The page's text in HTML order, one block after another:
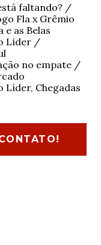
faltando? /
Fla x Grêmio
as Belas
Líder /
no empate /
Líder, Chegadas